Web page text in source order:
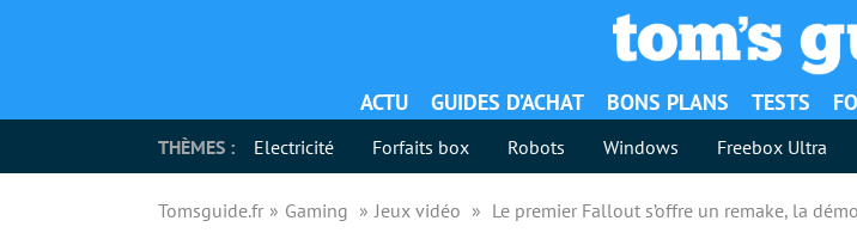
ACTU GUIDES D’ACHAT BONS PLANS TESTS
THÈMES : Electricité Forfaits box Robots Windows Freebox Ultra
Tomsguide.fr Gaming Jeux vidéo Le premier Fallout s’offre un remake, la